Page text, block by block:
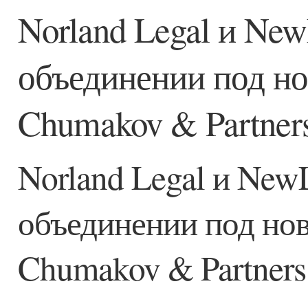
Norland Legal и
объединении под
Chumakov &
Norland Legal и
объединении под
Chumakov & Partners